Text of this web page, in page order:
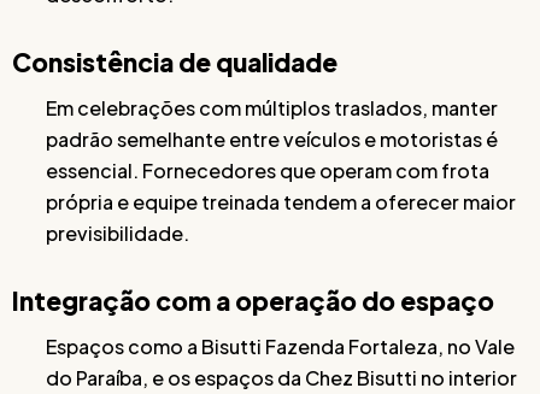
Consistência de qualidade
Em celebrações com múltiplos traslados, manter
padrão semelhante entre veículos e motoristas é
essencial. Fornecedores que operam com frota
própria e equipe treinada tendem a oferecer maior
previsibilidade.
Integração com a operação do espaço
Espaços como a Bisutti Fazenda Fortaleza, no Vale
do Paraíba, e os espaços da Chez Bisutti no interior